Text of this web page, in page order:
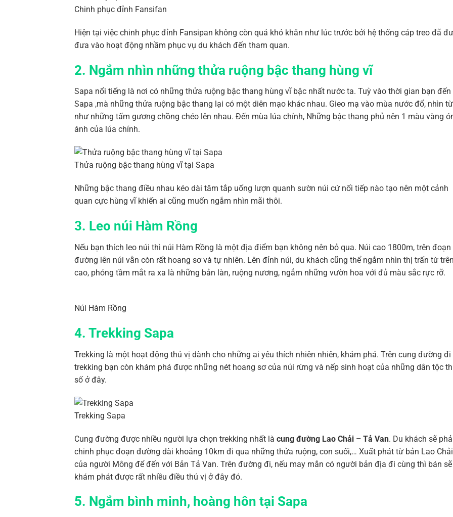
Chinh phục đỉnh Fansifan
Hiện tại việc chinh phục đỉnh Fansipan không còn quá khó khăn như lúc trước bởi hệ thống cáp treo đã
đưa vào hoạt động nhầm phục vụ du khách đến tham quan.
2. Ngắm nhìn những thửa ruộng bậc thang hùng vĩ
Sapa nổi tiếng là nơi có những thửa ruộng bậc thang hùng vĩ bậc nhất nước ta. Tuỳ vào thời gian bạn đến
Sapa ,mà những thửa ruộng bậc thang lại có một diên mạo khác nhau. Gieo mạ vào mùa nước đổ, nhìn
như những tấm gương chồng chéo lên nhau. Đến mùa lúa chính, Những bậc thang phủ nên 1 màu vàng
ánh của lúa chính.
Thửa ruộng bậc thang hùng vĩ tại Sapa
Những bậc thang điều nhau kéo dài tăm tắp uống lượn quanh sườn núi cứ nối tiếp nào tạo nên một cảnh
quan cực hùng vĩ khiến ai cũng muốn ngắm nhìn mãi thôi.
3. Leo núi Hàm Rồng
Nếu bạn thích leo núi thì núi Hàm Rồng là một địa điểm bạn không nên bỏ qua. Núi cao 1800m, trên đoạn
đường lên núi vẫn còn rất hoang sơ và tự nhiên. Lên đỉnh núi, du khách cũng thể ngắm nhìn thị trấn từ trên
cao, phóng tầm mắt ra xa là những bản làn, ruộng nương, ngắm những vườn hoa với đủ màu sắc rực rỡ.
Núi Hàm Rồng
4. Trekking Sapa
Trekking là một hoạt động thú vị dành cho những ai yêu thích nhiên nhiên, khám phá. Trên cung đường đi
trekking bạn còn khám phá được những nét hoang sơ của núi rừng và nếp sinh hoạt của những dân tộc
số ở đây.
Trekking Sapa
Cung đường được nhiều người lựa chọn trekking nhất là cung đường Lao Chải – Tả Van. Du khách sẽ
chinh phục đoạn đường dài khoảng 10km đi qua những thửa ruộng, con suối,… Xuất phát từ bản Lao Chải
của người Mông để đến với Bản Tả Van. Trên đường đi, nếu may mắn có người bản địa đi cùng thì bán sẽ
khám phát được rất nhiều điều thú vị ở đây đó.
5. Ngắm bình minh, hoàng hôn tại Sapa